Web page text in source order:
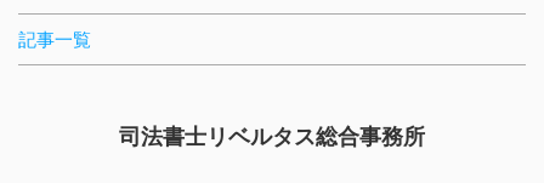
記事一覧
司法書士リベルタス総合事務所